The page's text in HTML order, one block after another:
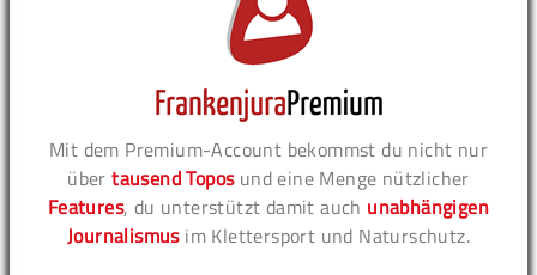
Mit dem Premium-Account bekommst du nicht nur
übertausend Toposund eine Menge nützlicher
Features, du unterstützt damit auch unabhängigen
Journalismusim Klettersport und Naturschutz.